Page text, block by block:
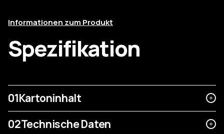
Informationen zum Produkt
Spezifikation
01Kartoninhalt
02Technische Daten